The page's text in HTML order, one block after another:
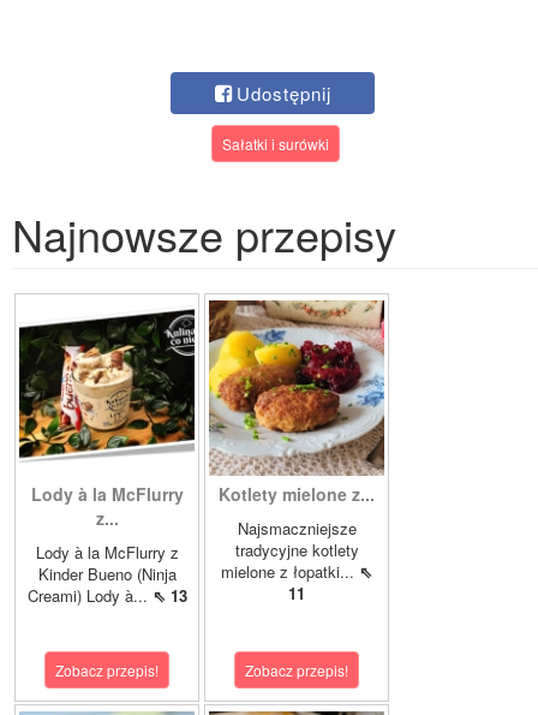
Udostępnij
Sałatki i surówki
Najnowsze przepisy
Lody à la McFlurry
z...
Lody à la McFlurry z
Kinder Bueno (Ninja
Creami) Lody à... ⇖ 13
Zobacz przepis!
Kotlety mielone z...
Najsmaczniejsze
tradycyjne kotlety
mielone z łopatki... ⇖
11
Zobacz przepis!